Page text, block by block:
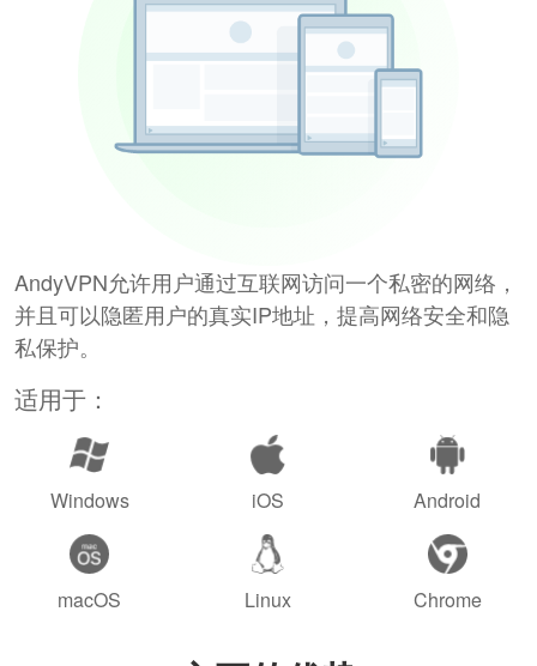
AndyVPN允许用户通过互联网访问一个私密的网络，
并且可以隐匿用户的真实IP地址，提高网络安全和隐
私保护。
适用于：
Windows iOS Android
macOS Linux Chrome